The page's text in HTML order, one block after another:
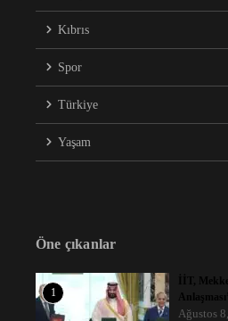
Kıbrıs
Spor
Türkiye
Yaşam
Öne çıkanlar
1
İİT,
Ağustos